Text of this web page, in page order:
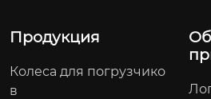
Продукция
Колеса для погрузчико
в